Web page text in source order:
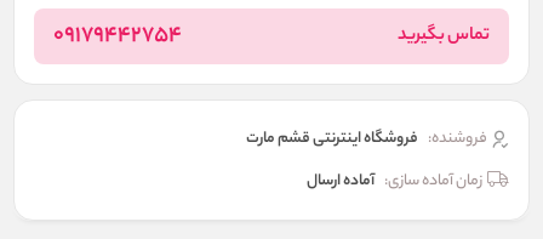
تماس بگیرید 09179442754
فروشنده: فروشگاه اینترنتی قشم مارت
زمان آماده سازی: آماده ارسال